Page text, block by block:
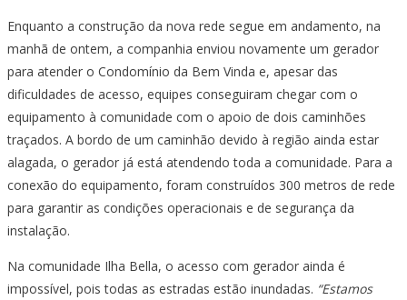
Enquanto a construção da nova rede segue em andamento, na
manhã de ontem, a companhia enviou novamente um gerador
para atender o Condomínio da Bem Vinda e, apesar das
dificuldades de acesso, equipes conseguiram chegar com o
equipamento à comunidade com o apoio de dois caminhões
traçados. A bordo de um caminhão devido à região ainda estar
alagada, o gerador já está atendendo toda a comunidade. Para a
conexão do equipamento, foram construídos 300 metros de rede
para garantir as condições operacionais e de segurança da
instalação.
Na comunidade Ilha Bella, o acesso com gerador ainda é
impossível, pois todas as estradas estão inundadas. “Estamos